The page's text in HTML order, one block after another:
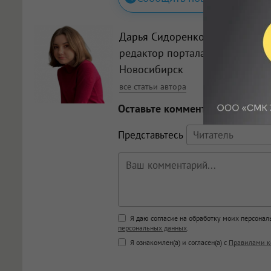
Дарья Сидоренко
редактор портала Om1
Новосибирск
все статьи автора
Оставьте комментарий
Представьтесь
Поддержка HTML
<b>, <strong>, <u>, <i>, <em>,
<blockquote>, <code>
Я даю согласие на обработку моих
персональных данных.
Я ознакомлен(а) и согласен(а) с Правилами